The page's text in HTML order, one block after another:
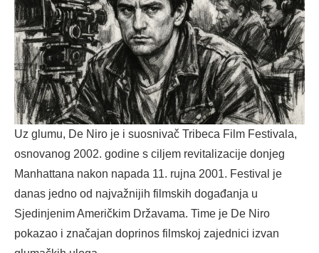
Uz glumu, De Niro je i suosnivač Tribeca Film Festivala,
osnovanog 2002. godine s ciljem revitalizacije donjeg
Manhattana nakon napada 11. rujna 2001. Festival je
danas jedno od najvažnijih filmskih događanja u
Sjedinjenim Američkim Državama. Time je De Niro
pokazao i značajan doprinos filmskoj zajednici izvan